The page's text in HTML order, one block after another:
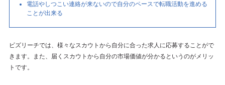
電話やしつこい連絡が来ないので自分のペースで転職活動を進める
ことが出来る
ビズリーチでは、様々なスカウトから自分に合った求人に応募することがで
きます。また、届くスカウトから自分の市場価値が分かるというのがメリッ
トです。